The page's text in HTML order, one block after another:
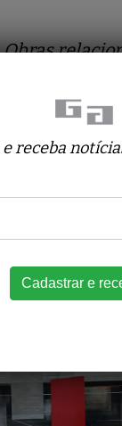
Obras
José Munhoz
título
receba